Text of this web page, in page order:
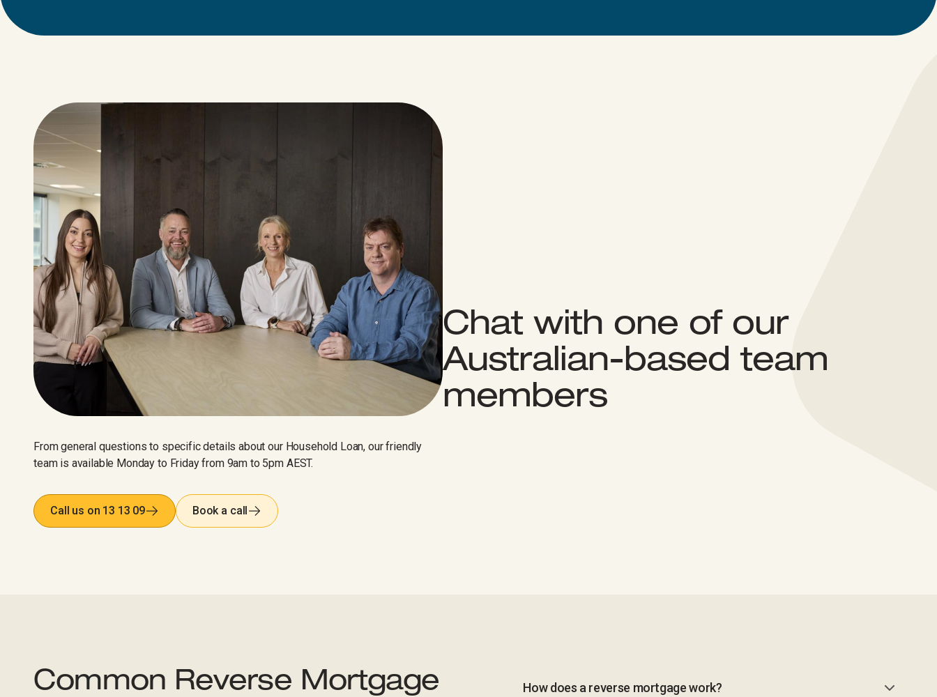
Chat with one of our
Australian-based team
members​​​​‌ ‍ ​‍​‍‌‍ ‌ ​‍‌‍‍‌‌‍‌ ‌‍‍‌‌‍ ‍​‍​‍​ ‍‍​‍​‍‌ ​ ‌‍​‌‌‍ ‍‌‍‍‌‌ ‌​‌ ‍‌​‍ ‍‌‍‍‌‌‍ ​‍​‍​‍ ​​‍​‍‌‍‍​‌ ​‍‌‍‌‌‌‍‌‍​‍​‍​ ‍‍​‍​‍‌‍‍​‌ ‌​‌ ‌​‌ ​​‌ ​ ​ ‍‍​‍ ​‍ ‌‍‍​‌‍ ‌ ‌‌‌ ​ ‌‍‌‌‌‍‍​‌‍ ‌‍ ​‌‍‌​‌‍​ ‌‍​‌‌ ​​‌‍‍‌‌ ‌​‌‍​‌‌‍ ​​‍ ‍‌‍ ‍‌‍‌‌‌ ‌​‌‍ ​‌‍‍‌‌‍‌‍‌ ‍‌​‍ ‍‌‍​‌‌ ​​‌ ​​​‍ ‌ ​ ‌ ‌​‌ ‌‌‌‍‌​‌‍‍‌‌‍ ​‍ ‌‍‍‌‌‍ ‍‌ ‌​‌‍‌‌‌‍ ‍‌ ‌​​‍ ‌‍‌‌‌‍‌​‌‍‍‌‌ ‌​​‍ ‌‍ ‌‌‍ ‌‍‌​‌‍‌‌​ ‌‌ ​​‌ ​‍‌‍‌‌‌ ​ ‌‍‌‌‌‍ ‍‌ ‌​‌‍​‌‌ ‌​‌‍‍‌‌‍ ‌‍ ‍​ ‍ ‌‍‍‌‌‍‌​​ ‌​ ‌ ​ ​ ​ ​‍​ ​‍‌‍​‌​ ​​​ ‍​​ ‌​​‍ ‌​ ‌ ‌‍‌​​ ​ ‌‍​ ​‍ ‌​ ‌​​ ​​​ ‌ ​ ‍​​‍ ‌​ ‍‌​ ‌ ‌‍​‍​ ‌​​‍ ‌‌‍​ ‌‍‌‍‌‍​‍​ ‍‌​ ‌ ​ ‌‍​ ​‍​ ‍​‌‍​‍‌‍​‌​ ​‌​ ‌​​ ‍ ‌ ‌​‌ ‍‌‌ ​​‌‍‌‌​ ‌‌ ‌​‌‍‍‌‌‍‌‌‌ ​‍​‍ ‌​ ​‍​‍ ‌‌‍‍​‌‍ ‌ ‌ ​‍ ‌‌ ‌ ‌‍‌‌​‍ ‌‌‍‍​‌‍‌‌‌‍ ​‌ ​​​ ‍ ‌ ​​‌‍​‌‌ ‌​‌‍‍​​ ‌‌ ​​‌‍​‌‌‍‌ ‌‍‌‌‌​​‍‌ ‌‌‌‍‍‌‌‍ ​‌‍‌​‌‍‌‌‌ ​‍​‍ ‍‌ ​​‌‍​‌‌‍‌ ‌‍‌‌‌​​‍‌ ‌‌‌‍‍‌‌‍ ​‌‍‌​‌‍‌‌‌ ​‍‌​‍‌‌ ‌​‌‍‌‌‌‍ ‌‌ ​ ​‍‌‌​ ‌‌‌​​‍‌‌ ‌‍‍ ‌‍‌‌‌ ‍‌​‍‌‌​ ​ ‌​‌​​‍‌‌​ ​ ‌​‌​​‍‌‌​ ​‍​ ​‍​ ‌‍​ ‍​​ ​‌​ ‌ ​ ‌​​ ‌‌​ ‍‌​ ​‍‌‍​‌​ ​‍‌‍​‍‌‍‌‍​‍‌‌​ ​‍​ ​‍​‍‌‌​ ‌‌‌​‌​​‍ ‍‌‍‍​‌‍‌‌‌‍​‌‌‍‌​‌‍‍‌‌‍ ‍‌‍‌ ​ ‌‍​‍‌‍​‌‌ ​ ‌‍‌‌‌‌‌‌‌ ​‍‌‍ ​​ ‌‌‍‍​‌ ‌​‌ ‌​‌ ​​‌ ​ ​‍‌‌​ ​ ‌​​‌​‍‌‌​ ​‍‌​‌‍​‍‌‌​ ​‍‌​‌‍‌‍‍​‌‍ ‌ ‌‌‌ ​ ‌‍‌‌‌‍‍​‌‍ ‌‍ ​‌‍‌​‌‍​ ‌‍​‌‌ ​​‌‍‍‌‌ ‌​‌‍​‌‌‍ ​​‍ ‍‌‍ ‍‌‍‌‌‌ ‌​‌‍ ​‌‍‍‌‌‍‌‍‌ ‍‌​‍ ‍‌‍​‌‌ ​​‌ ​​​‍‌‌​ ​‍‌​‌‍‌ ​ ‌ ‌​‌ ‌‌‌‍‌​‌‍‍‌‌‍ ​‍‌‍‌‍‍‌‌‍‌​​ ‌​ ‌ ​ ​ ​ ​‍​ ​‍‌‍​‌​ ​​​ ‍​​ ‌​​‍ ‌​ ‌ ‌‍‌​​ ​ ‌‍​ ​‍ ‌​ ‌​​ ​​​ ‌ ​ ‍​​‍ ‌​ ‍‌​ ‌ ‌‍​‍​ ‌​​‍ ‌‌‍​ ‌‍‌‍‌‍​‍​ ‍‌​ ‌ ​ ‌‍​ ​‍​ ‍​‌‍​‍‌‍​‌​ ​‌​ ‌​​‍‌‍‌ ‌​‌ ‍‌‌ ​​‌‍‌‌​ ‌‌ ‌​‌‍‍‌‌‍‌‌‌ ​‍​‍ ‌​ ​‍​‍ ‌‌‍‍​‌‍ ‌ ‌ ​‍ ‌‌ ‌ ‌‍‌‌​‍ ‌‌‍‍​‌‍‌‌‌‍ ​‌ ​​​‍‌‍‌ ​​‌‍​‌‌ ‌​‌‍‍​​ ‌‌ ​​‌‍​‌‌‍‌ ‌‍‌‌‌​​‍‌ ‌‌‌‍‍‌‌‍ ​‌‍‌​‌‍‌‌‌ ​‍​‍ ‍‌ ​​‌‍​‌‌‍‌ ‌‍‌‌‌​​‍‌ ‌‌‌‍‍‌‌‍ ​‌‍‌​‌‍‌‌‌ ​‍‌​‍‌‌ ‌​‌‍‌‌‌‍ ‌‌ ​ ​‍‌‌​ ‌‌‌​​‍‌‌ ‌‍‍ ‌‍‌‌‌ ‍‌​‍‌‌​ ​ ‌​‌​​‍‌‌​ ​ ‌​‌​​‍‌‌​ ​‍​ ​‍​ ‌‍​ ‍​​ ​‌​ ‌ ​ ‌​​ ‌‌​ ‍‌​ ​‍‌‍​‌​ ​‍‌‍​‍‌‍‌‍​‍‌‌​ ​‍​ ​‍​‍‌‌​ ‌‌‌​‌​​‍ ‍‌‍‍​‌‍‌‌‌‍​‌‌‍‌​‌‍‍‌‌‍ ‍‌‍‌ ​‍‌‍‌ ​​‌‍‌‌‌ ​‍‌ ​ ‌ ​​‌‍‌‌‌‍​ ‌ ‌​‌‍‍‌‌ ‌‍‌‍‌‌​ ‌‌ ​​‌ ‌‌‌‍​‍‌‍ ​‌‍‍‌‌ ​ ‌‍‍​‌‍‌‌‌‍‌​​‍​‍‌ ‌​​​​‌ ‍ ​‍​‍‌‍ ‌ ​‍‌‍‍‌‌‍‌ ‌‍‍‌‌‍ ‍​‍​‍​ ‍‍​‍​‍‌ ​ ‌‍​‌‌‍ ‍‌‍‍‌‌ ‌​‌ ‍‌​‍ ‍‌‍‍‌‌‍ ​‍​‍​‍ ​​‍​‍‌‍‍​‌ ​‍‌‍‌‌‌‍‌‍​‍​‍​ ‍‍​‍​‍‌‍‍​‌ ‌​‌ ‌​‌ ​​‌ ​ ​ ‍‍​‍ ​‍ ‌‍‍​‌‍ ‌ ‌‌‌ ​ ‌‍‌‌‌‍‍​‌‍ ‌‍ ​‌‍‌​‌‍​ ‌‍​‌‌ ​​‌‍‍‌‌ ‌​‌‍​‌‌‍ ​​‍ ‍‌‍ ‍‌‍‌‌‌ ‌​‌‍ ​‌‍‍‌‌‍‌‍‌ ‍‌​‍ ‍‌‍​‌‌ ​​‌ ​​​‍ ‌ ​ ‌ ‌​‌ ‌‌‌‍‌​‌‍‍‌‌‍ ​‍ ‌‍‍‌‌‍ ‍‌ ‌​‌‍‌‌‌‍ ‍‌ ‌​​‍ ‌‍‌‌‌‍‌​‌‍‍‌‌ ‌​​‍ ‌‍ ‌‌‍ ‌‍‌​‌‍‌‌​ ‌‌ ​​‌ ​‍‌‍‌‌‌ ​ ‌‍‌‌‌‍ ‍‌ ‌​‌‍​‌‌ ‌​‌‍‍‌‌‍ ‌‍ ‍​ ‍ ‌‍‍‌‌‍‌​​ ‌‌‍​‍​ ‌‌‌‍​‌​ ​ ​ ​‌​ ‌‌​ ‍​‌‍‌‌​‍ ‌​ ‌‌‌‍‌‌​ ‌​​ ‍​​‍ ‌​ ‌​​ ​‍‌‍‌‌​ ‌​​‍ ‌‌‍​‌​ ‌‍‌‍​‍​ ​‍​‍ ‌​ ‌‍​ ​‍‌‍​‌‌‍​‍‌‍‌‌​ ‍‌​ ‌​​ ​ ​ ​‍​ ‌ ​ ‍​​ ​​​ ‍ ‌ ‌​‌ ‍‌‌ ​​‌‍‌‌​ ‌‌ ‌​‌‍‍‌‌‍‌‌‌ ​‍​‍ ‌​ ​‍​‍ ‌‌‍‍​‌‍ ‌ ‌ ​‍ ‌‌ ‌ ‌‍‌‌​‍ ‌‌‍‍​‌‍‌‌‌‍ ​‌ ​​​ ‍ ‌ ​​‌‍​‌‌ ‌​‌‍‍​​ ‌‌ ​​‌‍​‌‌‍‌ ‌‍‌‌‌​​‍‌ ‌‌‌‍‍‌‌‍ ​‌‍‌​‌‍‌‌‌ ​‍​‍ ‍‌ ​​‌‍​‌‌‍‌ ‌‍‌‌‌​​‍‌ ‌‌‌‍‍‌‌‍ ​‌‍‌​‌‍‌‌‌ ​‍‌​‍‌‌ ‌​‌‍‌‌‌‍ ‌‌ ​ ​‍‌‌​ ‌‌‌​​‍‌‌ ‌‍‍ ‌‍‌‌‌ ‍‌​‍‌‌​ ​ ‌​‌​​‍‌‌​ ​ ‌​‌​​‍‌‌​ ​‍​ ​‍‌‍​‍​ ‍​​ ​​‌‍​‍​ ‌‍​ ‌‍​ ‍‌​ ​‌‌‍​‌‌‍​‍​ ​​‌‍​ ​‍‌‌​ ​‍​ ​‍​‍‌‌​ ‌‌‌​‌​​‍ ‍‌‍‍​‌‍‌‌‌‍​‌‌‍‌​‌‍‍‌‌‍ ‍‌‍‌ ​ ‌‍​‍‌‍​‌‌ ​ ‌‍‌‌‌‌‌‌‌ ​‍‌‍ ​​ ‌‌‍‍​‌ ‌​‌ ‌​‌ ​​‌ ​ ​‍‌‌​ ​ ‌​​‌​‍‌‌​ ​‍‌​‌‍​‍‌‌​ ​‍‌​‌‍‌‍‍​‌‍ ‌ ‌‌‌ ​ ‌‍‌‌‌‍‍​‌‍ ‌‍ ​‌‍‌​‌‍​ ‌‍​‌‌ ​​‌‍‍‌‌ ‌​‌‍​‌‌‍ ​​‍ ‍‌‍ ‍‌‍‌‌‌ ‌​‌‍ ​‌‍‍‌‌‍‌‍‌ ‍‌​‍ ‍‌‍​‌‌ ​​‌ ​​​‍‌‌​ ​‍‌​‌‍‌ ​ ‌ ‌​‌ ‌‌‌‍‌​‌‍‍‌‌‍ ​‍‌‍‌‍‍‌‌‍‌​​ ‌‌‍​‍​ ‌‌‌‍​‌​ ​ ​ ​‌​ ‌‌​ ‍​‌‍‌‌​‍ ‌​ ‌‌‌‍‌‌​ ‌​​ ‍​​‍ ‌​ ‌​​ ​‍‌‍‌‌​ ‌​​‍ ‌‌‍​‌​ ‌‍‌‍​‍​ ​‍​‍ ‌​ ‌‍​ ​‍‌‍​‌‌‍​‍‌‍‌‌​ ‍‌​ ‌​​ ​ ​ ​‍​ ‌ ​ ‍​​ ​​​‍‌‍‌ ‌​‌ ‍‌‌ ​​‌‍‌‌​ ‌‌ ‌​‌‍‍‌‌‍‌‌‌ ​‍​‍ ‌​ ​‍​‍ ‌‌‍‍​‌‍ ‌ ‌ ​‍ ‌‌ ‌ ‌‍‌‌​‍ ‌‌‍‍​‌‍‌‌‌‍ ​‌ ​​​‍‌‍‌ ​​‌‍​‌‌ ‌​‌‍‍​​ ‌‌ ​​‌‍​‌‌‍‌ ‌‍‌‌‌​​‍‌ ‌‌‌‍‍‌‌‍ ​‌‍‌​‌‍‌‌‌ ​‍​‍ ‍‌ ​​‌‍​‌‌‍‌ ‌‍‌‌‌​​‍‌ ‌‌‌‍‍‌‌‍ ​‌‍‌​‌‍‌‌‌ ​‍‌​‍‌‌ ‌​‌‍‌‌‌‍ ‌‌ ​ ​‍‌‌​ ‌‌‌​​‍‌‌ ‌‍‍ ‌‍‌‌‌ ‍‌​‍‌‌​ ​ ‌​‌​​‍‌‌​ ​ ‌​‌​​‍‌‌​ ​‍​ ​‍‌‍​‍​ ‍​​ ​​‌‍​‍​ ‌‍​ ‌‍​ ‍‌​ ​‌‌‍​‌‌‍​‍​ ​​‌‍​ ​‍‌‌​ ​‍​ ​‍​‍‌‌​ ‌‌‌​‌​​‍ ‍‌‍‍​‌‍‌‌‌‍​‌‌‍‌​‌‍‍‌‌‍ ‍‌‍‌ ​‍‌‍‌ ​​‌‍‌‌‌ ​‍‌ ​ ‌ ​​‌‍‌‌‌‍​ ‌ ‌​‌‍‍‌‌ ‌‍‌‍‌‌​ ‌‌ ​​‌ ‌‌‌‍​‍‌‍ ​‌‍‍‌‌ ​ ‌‍‍​‌‍‌‌‌‍‌​​‍​‍‌ ‌​​​​‌ ‍ ​‍​‍‌‍ ‌ ​‍‌‍‍‌‌‍‌ ‌‍‍‌‌‍ ‍​‍​‍​ ‍‍​‍​‍‌ ​ ‌‍​‌‌‍ ‍‌‍‍‌‌ ‌​‌ ‍‌​‍ ‍‌‍‍‌‌‍ ​‍​‍​‍ ​​‍​‍‌‍‍​‌ ​‍‌‍‌‌‌‍‌‍​‍​‍​ ‍‍​‍​‍‌‍‍​‌ ‌​‌ ‌​‌ ​​‌ ​ ​ ‍‍​‍ ​‍ ‌‍‍​‌‍ ‌ ‌‌‌ ​ ‌‍‌‌‌‍‍​‌‍ ‌‍ ​‌‍‌​‌‍​ ‌‍​‌‌ ​​‌‍‍‌‌ ‌​‌‍​‌‌‍ ​​‍ ‍‌‍ ‍‌‍‌‌‌ ‌​‌‍ ​‌‍‍‌‌‍‌‍‌ ‍‌​‍ ‍‌‍​‌‌ ​​‌ ​​​‍ ‌ ​ ‌ ‌​‌ ‌‌‌‍‌​‌‍‍‌‌‍ ​‍ ‌‍‍‌‌‍ ‍‌ ‌​‌‍‌‌‌‍ ‍‌ ‌​​‍ ‌‍‌‌‌‍‌​‌‍‍‌‌ ‌​​‍ ‌‍ ‌‌‍ ‌‍‌​‌‍‌‌​ ‌‌ ​​‌ ​‍‌‍‌‌‌ ​ ‌‍‌‌‌‍ ‍‌ ‌​‌‍​‌‌ ‌​‌‍‍‌‌‍ ‌‍ ‍​ ‍ ‌‍‍‌‌‍‌​​ ‌​ ​‌​ ​ ​ ​ ​ ​ ​ ‌‌​ ‌‌​ ‌​‌‍​ ​‍ ‌​ ‌ ​ ‍​‌‍​‍​ ‌‌​‍ ‌​ ‌​​ ‌ ​ ‌​‌‍‌‌​‍ ‌‌‍​‌‌‍​ ​ ‌‍​ ​​​‍ ‌​ ‌ ​ ‌‌‌‍‌‍‌‍‌​‌‍​ ‌‍‌‍‌‍​ ​ ​‌‌‍​‍​ ‍‌​ ‍‌‌‍‌‍​ ‍ ‌ ‌​‌ ‍‌‌ ​​‌‍‌‌​ ‌‌ ‌​‌‍‍‌‌‍‌‌‌ ​‍​‍ ‌​ ​‍​‍ ‌‌‍‍​‌‍ ‌ ‌ ​‍ ‌‌ ‌ ‌‍‌‌​‍ ‌‌‍‍​‌‍‌‌‌‍ ​‌ ​​​ ‍ ‌ ​​‌‍​‌‌ ‌​‌‍‍​​ ‌‌ ​​‌‍​‌‌‍‌ ‌‍‌‌‌​​‍‌ ‌‌‌‍‍‌‌‍ ​‌‍‌​‌‍‌‌‌ ​‍​‍ ‍‌ ​​‌‍​‌‌‍‌ ‌‍‌‌‌​​‍‌ ‌‌‌‍‍‌‌‍ ​‌‍‌​‌‍‌‌‌ ​‍‌​‍‌‌ ‌​‌‍‌‌‌‍ ‌‌ ​ ​‍‌‌​ ‌‌‌​​‍‌‌ ‌‍‍ ‌‍‌‌‌ ‍‌​‍‌‌​ ​ ‌​‌​​‍‌‌​ ​ ‌​‌​​‍‌‌​ ​‍​ ​‍‌‍‌‌​ ‍​​ ​‍‌‍‌‍​ ​ ​ ​​​ ​ ​ ​‍‌‍‌‌‌‍‌‍‌‍​ ‌‍​‌​‍‌‌​ ​‍​ ​‍​‍‌‌​ ‌‌‌​‌​​‍ ‍‌‍‍​‌‍‌‌‌‍​‌‌‍‌​‌‍‍‌‌‍ ‍‌‍‌ ​ ‌‍​‍‌‍​‌‌ ​ ‌‍‌‌‌‌‌‌‌ ​‍‌‍ ​​ ‌‌‍‍​‌ ‌​‌ ‌​‌ ​​‌ ​ ​‍‌‌​ ​ ‌​​‌​‍‌‌​ ​‍‌​‌‍​‍‌‌​ ​‍‌​‌‍‌‍‍​‌‍ ‌ ‌‌‌ ​ ‌‍‌‌‌‍‍​‌‍ ‌‍ ​‌‍‌​‌‍​ ‌‍​‌‌ ​​‌‍‍‌‌ ‌​‌‍​‌‌‍ ​​‍ ‍‌‍ ‍‌‍‌‌‌ ‌​‌‍ ​‌‍‍‌‌‍‌‍‌ ‍‌​‍ ‍‌‍​‌‌ ​​‌ ​​​‍‌‌​ ​‍‌​‌‍‌ ​ ‌ ‌​‌ ‌‌‌‍‌​‌‍‍‌‌‍ ​‍‌‍‌‍‍‌‌‍‌​​ ‌​ ​‌​ ​ ​ ​ ​ ​ ​ ‌‌​ ‌‌​ ‌​‌‍​ ​‍ ‌​ ‌ ​ ‍​‌‍​‍​ ‌‌​‍ ‌​ ‌​​ ‌ ​ ‌​‌‍‌‌​‍ ‌‌‍​‌‌‍​ ​ ‌‍​ ​​​‍ ‌​ ‌ ​ ‌‌‌‍‌‍‌‍‌​‌‍​ ‌‍‌‍‌‍​ ​ ​‌‌‍​‍​ ‍‌​ ‍‌‌‍‌‍​‍‌‍‌ ‌​‌ ‍‌‌ ​​‌‍‌‌​ ‌‌ ‌​‌‍‍‌‌‍‌‌‌ ​‍​‍ ‌​ ​‍​‍ ‌‌‍‍​‌‍ ‌ ‌ ​‍ ‌‌ ‌ ‌‍‌‌​‍ ‌‌‍‍​‌‍‌‌‌‍ ​‌ ​​​‍‌‍‌ ​​‌‍​‌‌ ‌​‌‍‍​​ ‌‌ ​​‌‍​‌‌‍‌ ‌‍‌‌‌​​‍‌ ‌‌‌‍‍‌‌‍ ​‌‍‌​‌‍‌‌‌ ​‍​‍ ‍‌ ​​‌‍​‌‌‍‌ ‌‍‌‌‌​​‍‌ ‌‌‌‍‍‌‌‍ ​‌‍‌​‌‍‌‌‌ ​‍‌​‍‌‌ ‌​‌‍‌‌‌‍ ‌‌ ​ ​‍‌‌​ ‌‌‌​​‍‌‌ ‌‍‍ ‌‍‌‌‌ ‍‌​‍‌‌​ ​ ‌​‌​​‍‌‌​ ​ ‌​‌​​‍‌‌​ ​‍​ ​‍‌‍‌‌​ ‍​​ ​‍‌‍‌‍​ ​ ​ ​​​ ​ ​ ​‍‌‍‌‌‌‍‌‍‌‍​ ‌‍​‌​‍‌‌​ ​‍​ ​‍​‍‌‌​ ‌‌‌​‌​​‍ ‍‌‍‍​‌‍‌‌‌‍​‌‌‍‌​‌‍‍‌‌‍ ‍‌‍‌ ​‍‌‍‌ ​​‌‍‌‌‌ ​‍‌ ​ ‌ ​​‌‍‌‌‌‍​ ‌ ‌​‌‍‍‌‌ ‌‍‌‍‌‌​ ‌‌ ​​‌ ‌‌‌‍​‍‌‍ ​‌‍‍‌‌ ​ ‌‍‍​‌‍‌‌‌‍‌​​‍​‍‌ ‌​​​​‌ ‍ ​‍​‍‌‍ ‌ ​‍‌‍‍‌‌‍‌ ‌‍‍‌‌‍ ‍​‍​‍​ ‍‍​‍​‍‌ ​ ‌‍​‌‌‍ ‍‌‍‍‌‌ ‌​‌ ‍‌​‍ ‍‌‍‍‌‌‍ ​‍​‍​‍ ​​‍​‍‌‍‍​‌ ​‍‌‍‌‌‌‍‌‍​‍​‍​ ‍‍​‍​‍‌‍‍​‌ ‌​‌ ‌​‌ ​​‌ ​ ​ ‍‍​‍ ​‍ ‌‍‍​‌‍ ‌ ‌‌‌ ​ ‌‍‌‌‌‍‍​‌‍ ‌‍ ​‌‍‌​‌‍​ ‌‍​‌‌ ​​‌‍‍‌‌ ‌​‌‍​‌‌‍ ​​‍ ‍‌‍ ‍‌‍‌‌‌ ‌​‌‍ ​‌‍‍‌‌‍‌‍‌ ‍‌​‍ ‍‌‍​‌‌ ​​‌ ​​​‍ ‌ ​ ‌ ‌​‌ ‌‌‌‍‌​‌‍‍‌‌‍ ​‍ ‌‍‍‌‌‍ ‍‌ ‌​‌‍‌‌‌‍ ‍‌ ‌​​‍ ‌‍‌‌‌‍‌​‌‍‍‌‌ ‌​​‍ ‌‍ ‌‌‍ ‌‍‌​‌‍‌‌​ ‌‌ ​​‌ ​‍‌‍‌‌‌ ​ ‌‍‌‌‌‍ ‍‌ ‌​‌‍​‌‌ ‌​‌‍‍‌‌‍ ‌‍ ‍​ ‍ ‌‍‍‌‌‍‌​​ ‌‌‍‍​‌‍ ‌‍ ‌‌‍‌‌​‍ ‌‌ ‌ ‌‍‌‌‌‍​‌‌‍ ​‌ ‌​‌‍‍​​‍ ‌‌‍​ ‌‍​‌‌‍ ​‌‍​ ‌ ‌‌‌‍ ​‌‍​‌‌ ‌​‌‍ ‌ ​‍​ ‍ ‌ ‌​‌ ‍‌‌ ​​‌‍‌‌​ ‌‌ ‌​‌‍‍‌‌‍‌‌‌ ​‍​‍ ‌​ ​‍​‍ ‌‌‍‍​‌‍ ‌‍ ‌‌‍‌‌​‍ ‌‌ ‌ ‌‍‌‌‌‍​‌‌‍ ​‌ ‌​‌‍‍​​‍ ‌‌‍​ ‌‍​‌‌‍ ​‌‍​ ‌ ‌‌‌‍ ​‌‍​‌‌ ‌​‌‍ ‌ ​‍​ ‍ ‌ ​​‌‍​‌‌ ‌​‌‍‍​​ ‌‌ ​​‌‍​‌‌‍‌ ‌‍‌‌‌​​‍‌ ‌‌‌‍‍‌‌‍ ​‌‍‌​‌‍‌‌‌ ​‍​‍ ‍‌ ​​‌‍​‌‌‍‌ ‌‍‌‌‌​​‍‌ ‌‌‌‍‍‌‌‍ ​‌‍‌​‌‍‌‌‌ ​‍‌​‍‌‌ ‌​‌‍‌‌‌‍ ‌‌ ​ ​‍‌‌​ ‌‌‌​​‍‌‌ ‌‍‍ ‌‍‌‌‌ ‍‌​‍‌‌​ ​ ‌​‌​​‍‌‌​ ​ ‌​‌​​‍‌‌​ ​‍​ ​‍​ ‍‌​ ‍‌​ ‌ ​ ‌‍​ ‌‌​ ​‍‌‍​‍‌‍​‍‌‍​‍​ ‌‌​ ‌‌‌‍‌‌​‍‌‌​ ​‍​ ​‍​‍‌‌​ ‌‌‌​‌​​‍ ‍‌‍‍​‌‍‌‌‌‍​‌‌‍‌​‌‍‍‌‌‍ ‍‌‍‌ ​ ‌‍​‍‌‍​‌‌ ​ ‌‍‌‌‌‌‌‌‌ ​‍‌‍ ​​ ‌‌‍‍​‌ ‌​‌ ‌​‌ ​​‌ ​ ​‍‌‌​ ​ ‌​​‌​‍‌‌​ ​‍‌​‌‍​‍‌‌​ ​‍‌​‌‍‌‍‍​‌‍ ‌ ‌‌‌ ​ ‌‍‌‌‌‍‍​‌‍ ‌‍ ​‌‍‌​‌‍​ ‌‍​‌‌ ​​‌‍‍‌‌ ‌​‌‍​‌‌‍ ​​‍ ‍‌‍ ‍‌‍‌‌‌ ‌​‌‍ ​‌‍‍‌‌‍‌‍‌ ‍‌​‍ ‍‌‍​‌‌ ​​‌ ​​​‍‌‌​ ​‍‌​‌‍‌ ​ ‌ ‌​‌ ‌‌‌‍‌​‌‍‍‌‌‍ ​‍‌‍‌‍‍‌‌‍‌​​ ‌‌‍‍​‌‍ ‌‍ ‌‌‍‌‌​‍ ‌‌ ‌ ‌‍‌‌‌‍​‌‌‍ ​‌ ‌​‌‍‍​​‍ ‌‌‍​ ‌‍​‌‌‍ ​‌‍​ ‌ ‌‌‌‍ ​‌‍​‌‌ ‌​‌‍ ‌ ​‍​‍‌‍‌ ‌​‌ ‍‌‌ ​​‌‍‌‌​ ‌‌ ‌​‌‍‍‌‌‍‌‌‌ ​‍​‍ ‌​ ​‍​‍ ‌‌‍‍​‌‍ ‌‍ ‌‌‍‌‌​‍ ‌‌ ‌ ‌‍‌‌‌‍​‌‌‍ ​‌ ‌​‌‍‍​​‍ ‌‌‍​ ‌‍​‌‌‍ ​‌‍​ ‌ ‌‌‌‍ ​‌‍​‌‌ ‌​‌‍ ‌ ​‍​‍‌‍‌ ​​‌‍​‌‌ ‌​‌‍‍​​ ‌‌ ​​‌‍​‌‌‍‌ ‌‍‌‌‌​​‍‌ ‌‌‌‍‍‌‌‍ ​‌‍‌​‌‍‌‌‌ ​‍​‍ ‍‌ ​​‌‍​‌‌‍‌ ‌‍‌‌‌​​‍‌ ‌‌‌‍‍‌‌‍ ​‌‍‌​‌‍‌‌‌ ​‍‌​‍‌‌ ‌​‌‍‌‌‌‍ ‌‌ ​ ​‍‌‌​ ‌‌‌​​‍‌‌ ‌‍‍ ‌‍‌‌‌ ‍‌​‍‌‌​ ​ ‌​‌​​‍‌‌​ ​ ‌​‌​​‍‌‌​ ​‍​ ​‍​ ‍‌​ ‍‌​ ‌ ​ ‌‍​ ‌‌​ ​‍‌‍​‍‌‍​‍‌‍​‍​ ‌‌​ ‌‌‌‍‌‌​‍‌‌​ ​‍​ ​‍​‍‌‌​ ‌‌‌​‌​​‍ ‍‌‍‍​‌‍‌‌‌‍​‌‌‍‌​‌‍‍‌‌‍ ‍‌‍‌ ​‍‌‍‌ ​​‌‍‌‌‌ ​‍‌ ​ ‌ ​​‌‍‌‌‌‍​ ‌ ‌​‌‍‍‌‌ ‌‍‌‍‌‌​ ‌‌ ​​‌ ‌‌‌‍​‍‌‍ ​‌‍‍‌‌ ​ ‌‍‍​‌‍‌‌‌‍‌​​‍​‍‌ ‌
From general questions to specific details about our Household Loan, our friendly
team is available Monday to Friday from 9am to 5pm AEST.
Call us on 13 13 09 Book a call
Common Reverse Mortgage
How does a reverse mortgage work?